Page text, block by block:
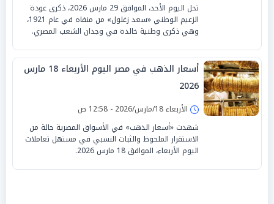
تحل اليوم الأحد، الموافق 29 مارس 2026، ذكرى عودة
الزعيم الوطني «سعد زغلول» من منفاه في عام 1921،
وهي ذكرى وطنية خالدة في وجدان الشعب المصري.
أسعار الذهب في مصر اليوم الأربعاء 18 مارس
2026
الأربعاء 18/مارس/2026 - 12:58 ص
شهدت «أسعار الذهب» في الأسواق المصرية حالة من
الاستقرار الملحوظ والثبات النسبي في مستهل تعاملات
اليوم الأربعاء، الموافق 18 مارس 2026.